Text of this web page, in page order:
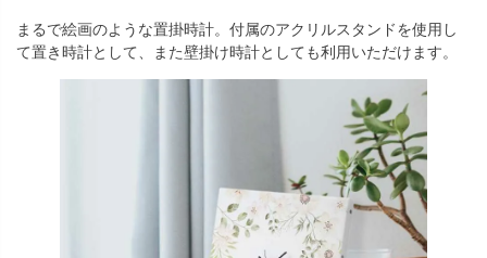
まるで絵画のような置掛時計。付属のアクリルスタンドを使用し
て置き時計として、また壁掛け時計としても利用いただけます。